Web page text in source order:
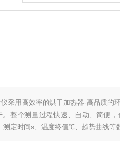
采用高效率的烘干加热器-高品质的
整个测量过程快速、自动、简便
定时间s、温度终值℃、趋势曲线等